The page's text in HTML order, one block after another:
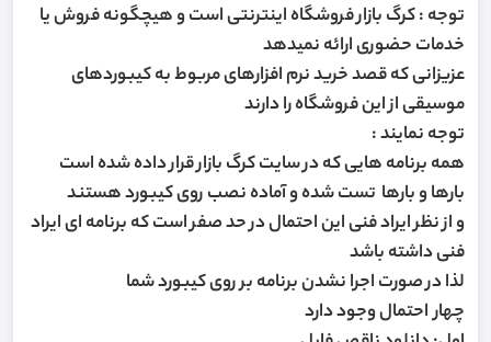
توجه : کرگ بازار فروشگاه اینترنتی است و هیچگونه فروش یا
خدمات حضوری ارائه نمیدهد
عزیزانی که قصد خرید نرم افزارهای مربوط به کیبوردهای
موسیقی از این فروشگاه را دارند
توجه نمایند :
همه برنامه هایی که در سایت کرگ بازار قرار داده شده است
بارها و بارها تست شده و آماده نصب روی کیبورد هستند
و از نظر ایراد فنی این احتمال در حد صفر است که برنامه ای ایراد
فنی داشته باشد
لذا در صورت اجرا نشدن برنامه بر روی کیبورد شما
چهار احتمال وجود دارد